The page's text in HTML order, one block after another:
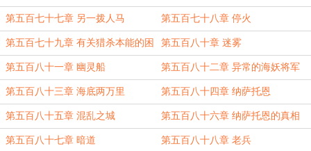
第五百七十七章 另一拨人马 第五百七十八章 停火
第五百七十九章 有关猎杀本能的困
惑
第五百八十章 迷雾
第五百八十一章 幽灵船 第五百八十二章 异常的海妖将军
第五百八十三章 海底两万里 第五百八十四章 纳萨托恩
第五百八十五章 混乱之城 第五百八十六章 纳萨托恩的真相
第五百八十七章 暗道 第五百八十八章 老兵